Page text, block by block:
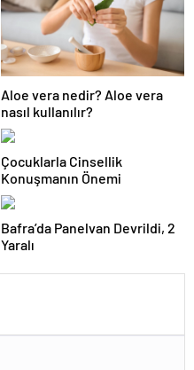
Aloe vera nedir? Aloe vera
nasıl kullanılır?
Çocuklarla Cinsellik
Konuşmanın Önemi
Bafra’da Panelvan Devrildi, 2
Yaralı